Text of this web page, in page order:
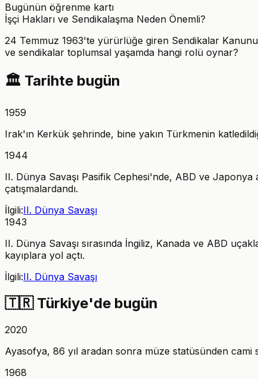
Bugünün öğrenme kartı
İşçi Hakları ve Sendikalaşma Neden Önemli?
24 Temmuz 1963'te yürürlüğe giren Sendikalar
ve sendikalar toplumsal yaşamda hangi rolü oynar?
🏛️ Tarihte bugün
1959
Irak'ın Kerkük şehrinde, bine yakın Türkmenin
1944
II. Dünya Savaşı Pasifik Cephesi'nde, ABD ve Japonya
çatışmalardandı.
İlgili:II. Dünya Savaşı
1943
II. Dünya Savaşı sırasında İngiliz, Kanada ve ABD
kayıplara yol açtı.
İlgili:II. Dünya Savaşı
🇹🇷 Türkiye'de bugün
2020
Ayasofya, 86 yıl aradan sonra müze statüsünden cami
1968